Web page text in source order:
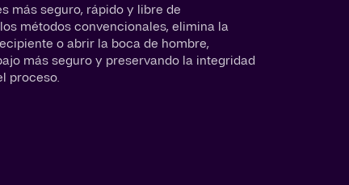
más seguro, rápido y libre de
métodos convencionales, elimina la
o abrir la boca de hombre,
más seguro y preservando la integridad
proceso.